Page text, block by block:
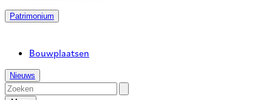
Patrimonium
Bouwplaatsen
Nieuws